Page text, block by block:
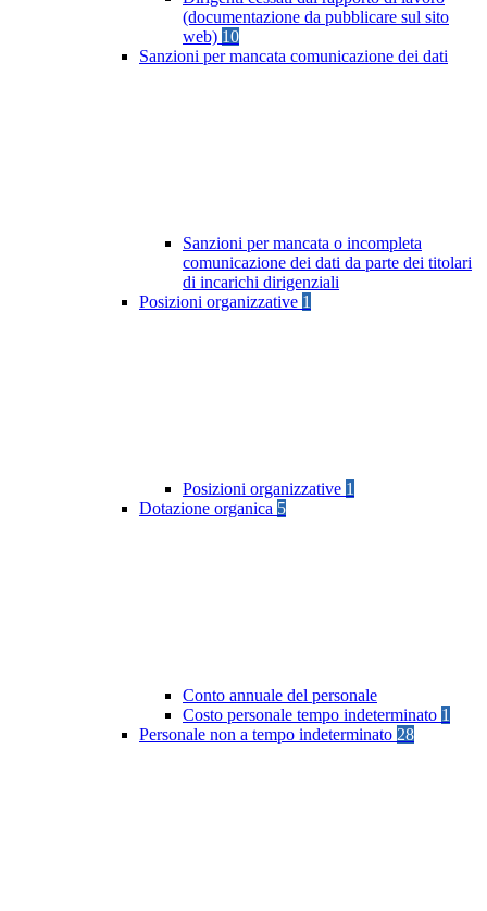
(documentazione da pubblicare sul sito
web) 10
Sanzioni per mancata comunicazione dei dati
Sanzioni per mancata o incompleta
comunicazione dei dati da parte dei titolari
di incarichi dirigenziali
Posizioni organizzative 1
Posizioni organizzative 1
Dotazione organica 5
Conto annuale del personale
Costo personale tempo indeterminato 1
Personale non a tempo indeterminato 28